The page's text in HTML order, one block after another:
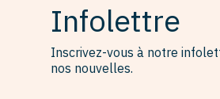
Infolettre
Inscrivez-vous à notre
nos nouvelles.